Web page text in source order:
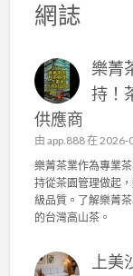
網誌
樂菁
持！
供應商
由 app.888在 2026-
樂菁茶業作為專業
持從茶園管理做起
級品質。了解樂菁
的台灣高山茶。
上